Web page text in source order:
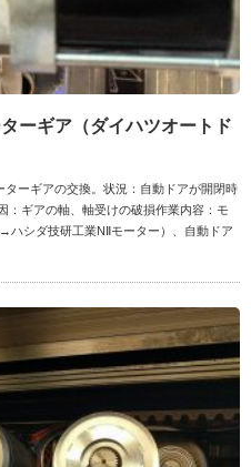
ターギア（ダイハツオートド
ーギアの交換。状況：自動ドアが開閉時
：ギアの軸、軸受けの破損作業内容：モ
ハシダ技研工業NⅡモーター）、自動ドア